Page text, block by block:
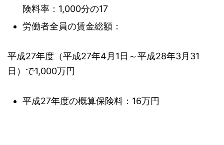
険料率：1,000分の17
労働者全員の賃金総額：
平成27年度（平成27年4月1日～平成28年3月31
日）で1,000万円
平成27年度の概算保険料：16万円